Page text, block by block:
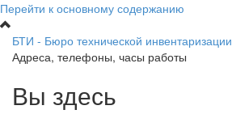
Перейти к основному содержанию
БТИ - Бюро технической инвентаризации
Адреса, телефоны, часы работы
Вы здесь